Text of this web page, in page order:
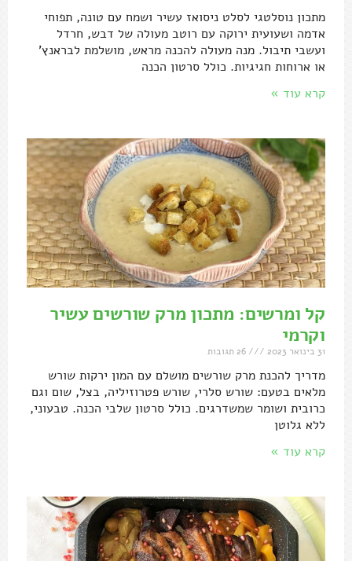
מתכון נוסלטגי לסלט ניסואז עשיר ושמח עם טונה, תפוחי
אדמה ושעועית ירוקה עם רוטב מעולה של דבש, חרדל
ועשבי תיבול. מנה מעולה להכנה מראש, מושלמת לבראנץ'
או ארוחות חגיגיות. כולל סרטון הכנה
קרא עוד »
קל ומרשים: מתכון מרק שורשים עשיר
וקרמי
31 בינואר 2023
מדריך להכנת מרק שורשים מושלם עם המון ירקות שורש
מלאים בטעם: שורש סלרי, שורש פטרוזיליה, בצל, שום וגם
כרובית ושומר שמשדרגים. כולל סרטון שלבי הכנה. טבעוני,
ללא גלוטן
קרא עוד »